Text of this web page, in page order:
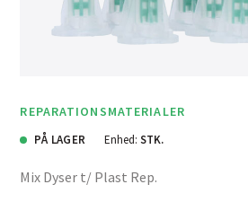
REPARATIONSMATERIALER
PÅ LAGER Enhed: STK.
Mix Dyser t/ Plast Rep.